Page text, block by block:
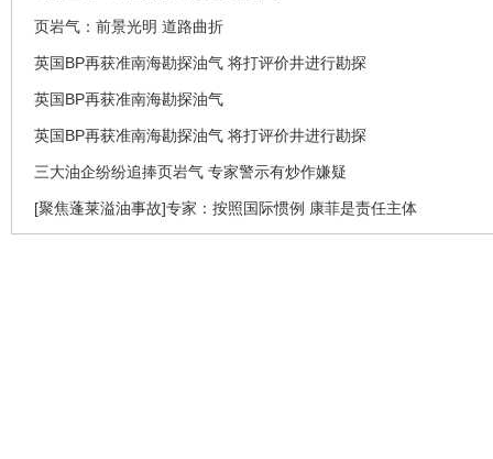
页岩气：前景光明 道路曲折
英国BP再获准南海勘探油气 将打评价井进行勘探
英国BP再获准南海勘探油气
英国BP再获准南海勘探油气 将打评价井进行勘探
三大油企纷纷追捧页岩气 专家警示有炒作嫌疑
[聚焦蓬莱溢油事故]专家：按照国际惯例 康菲是责任主体